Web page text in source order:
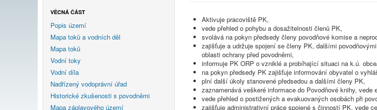
VĚCNÁ ČÁST
Popis území
Mapa toků a vodních děl
Mapa toků
Vodní toky
Vodní díla
Nadřízený vodoprávní úřad
Historické zkušenosti s povodněmi
Mapa záplavového území
Aktivuje pracoviště PK,
vede přehled o pohybu a dosažitelnosti členů PK,
svolává na pokyn předsedy členy povodňové komise a
zajišťuje a udržuje spojení se členy PK, dalšími
oblasti ochrany před povodněmi,
informuje PK ORP o vzniklé a probíhající situaci na k.ú.
na pokyn předsedy PK zajišťuje informování obyvatel o
plní další úkoly stanovené předsedou a dalšími členy PK,
zaznamenává veškeré informace do Povodňové knihy,
vede přehled o postižených a evakuovaných osobách při
zajišťuje administrativní práce spojené s činností PK, vede